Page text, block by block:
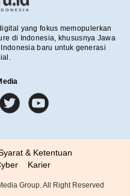
yang fokus memopulerkan
di Indonesia, khususnya Jawa
baru untuk generasi
& Ketentuan
Karier
Group. All Right Reserved